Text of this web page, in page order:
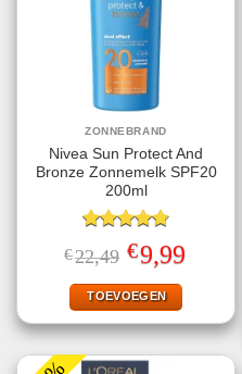
ZONNEBRAND
Nivea Sun Protect And
Bronze Zonnemelk SPF20
200ml
Gewaardeerd
4.78uit 5
€22,49 Oorspronkelijke
prijs
was:
€22,49.
€9,99Huidige
prijs
TOEVOEGEN